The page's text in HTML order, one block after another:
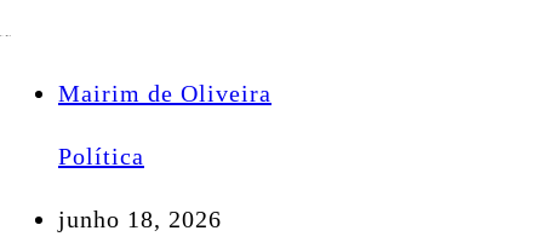
Mairim de Oliveira
Política
junho 18, 2026